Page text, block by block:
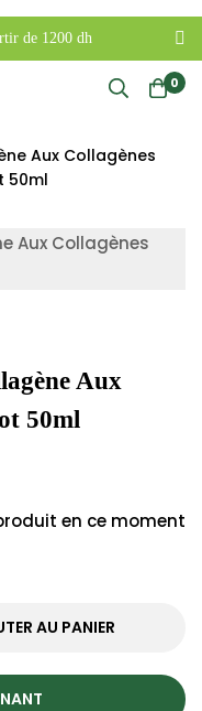
de 1200 dh
0
Aux Collagènes
50ml
Aux
50ml
en ce moment
AU PANIER